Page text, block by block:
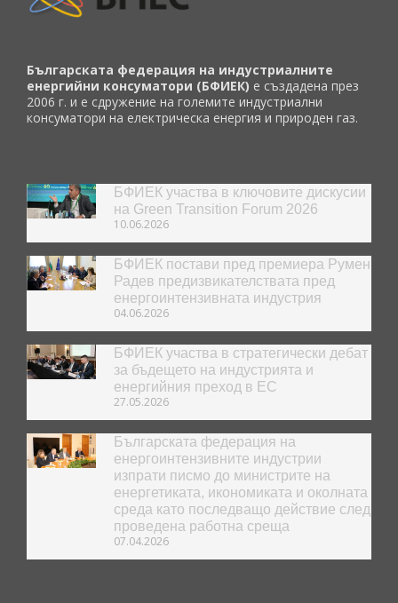
Българската федерация на индустриалните
енергийни консуматори (БФИЕК) е създадена през
2006 г. и е сдружение на големите индустриални
консуматори на електрическа енергия и природен газ.
БФИЕК участва в ключовите дискусии
на Green Transition Forum 2026
10.06.2026
БФИЕК постави пред премиера Румен
Радев предизвикателствата пред
енергоинтензивната индустрия
04.06.2026
БФИЕК участва в стратегически дебат
за бъдещето на индустрията и
енергийния преход в ЕС
27.05.2026
Българската федерация на
енергоинтензивните индустрии
изпрати писмо до министрите на
енергетиката, икономиката и околната
среда като последващо действие след
проведена работна среща
07.04.2026